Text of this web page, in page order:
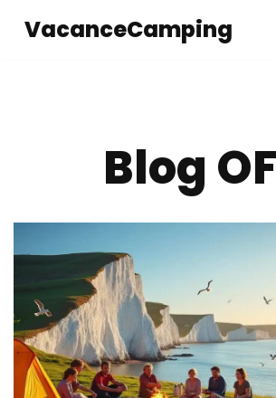
VacanceCamping
Blog